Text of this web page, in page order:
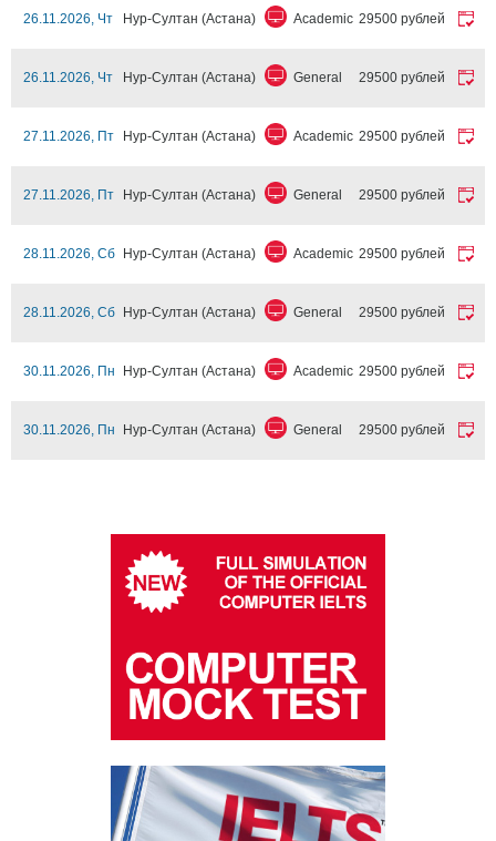
26.11.2026, Чт Нур-Султан (Астана) Academic 29500 рублей
26.11.2026, Чт Нур-Султан (Астана) General 29500 рублей
27.11.2026, Пт Нур-Султан (Астана) Academic 29500 рублей
27.11.2026, Пт Нур-Султан (Астана) General 29500 рублей
28.11.2026, Сб Нур-Султан (Астана) Academic 29500 рублей
28.11.2026, Сб Нур-Султан (Астана) General 29500 рублей
30.11.2026, Пн Нур-Султан (Астана) Academic 29500 рублей
30.11.2026, Пн Нур-Султан (Астана) General 29500 рублей